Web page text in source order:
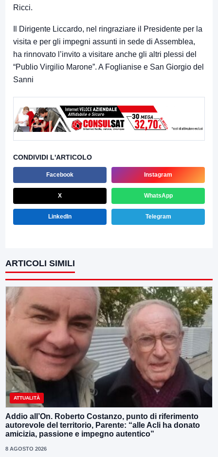
Ricci.
Il Dirigente Liccardo, nel ringraziare il Presidente per la
visita e per gli impegni assunti in sede di Assemblea,
ha rinnovato l’invito a visitare anche gli altri plessi del
“Publio Virgilio Marone”. A Foglianise e San Giorgio del
Sanni
CONDIVIDI L'ARTICOLO
Facebook Instagram
X WhatsApp
LinkedIn Telegram
ARTICOLI SIMILI
ATTUALITÀ
Addio all’On. Roberto Costanzo, punto di riferimento
autorevole del territorio, Parente: “alle Acli ha donato
amicizia, passione e impegno autentico”
8 AGOSTO 2026